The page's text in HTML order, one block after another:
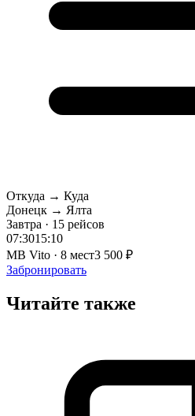
Откуда → Куда
Донецк → Ялта
Завтра · 15 рейсов
07:3015:10
MB Vito · 8 мест3 500 ₽
Забронировать
Читайте также